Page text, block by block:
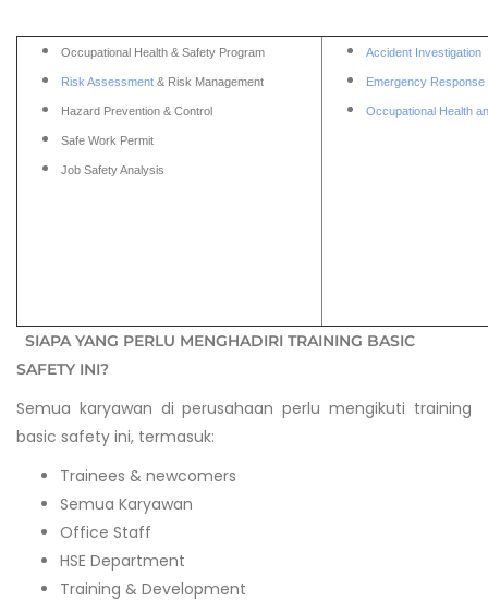
Occupational Health & Safety Program
Risk Assessment & Risk Management
Hazard Prevention & Control
Safe Work Permit
Job Safety Analysis
Accident Investigation
Emergency Response
Occupational Health
SIAPA YANG PERLU MENGHADIRI TRAINING BASIC
SAFETY INI?
Semua karyawan di perusahaan perlu mengikuti training
basic safety ini, termasuk:
Trainees & newcomers
Semua Karyawan
Office Staff
HSE Department
Training & Development